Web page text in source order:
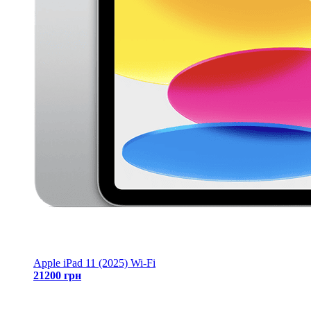
Apple iPad 11 (2025) Wi-Fi
21200 грн